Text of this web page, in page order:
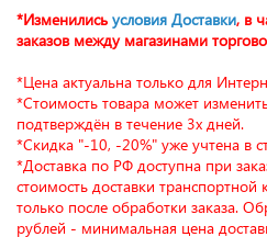
*Изменились условия Доставки, в
заказов между магазинами
*Цена актуальна только для
*Стоимость товара может
подтверждён в течение 3х дней.
*Скидка "-10, -20%" уже учтена в
*Доставка по РФ доступна при
стоимость доставки транспортной
только после обработки заказа.
рублей - минимальная цена